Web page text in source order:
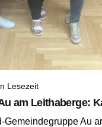
Lesezeit
Gemeindegruppe Au